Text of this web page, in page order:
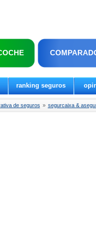
ranking seguros
de seguros » segurcaixa &